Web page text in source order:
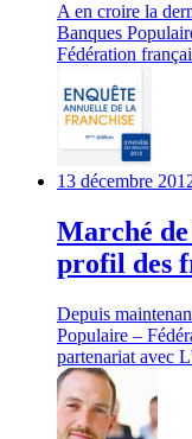
A en croire la
Banques
Fédération
13 décembre
Marché
profil des
Depuis
Populaire –
partenariat avec